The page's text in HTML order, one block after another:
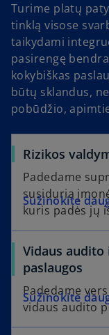
Turime platų
tinklą visose
taikydami
pasirengę
kokybiškas
būtų sklandus,
pobūdžio,
Rizikos
Padedame
susiduria
kuris padės jų
Sužinokite
Vidaus
paslaugos
Padedame
vidaus audito
Sužinokite